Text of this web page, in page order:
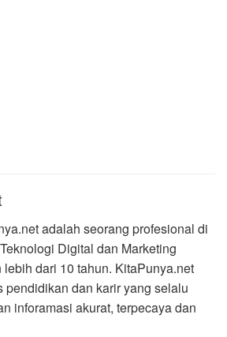
adalah seorang profesional di
Digital dan Marketing
dari 10 tahun. KitaPunya.net
pendidikan dan karir yang selalu
inforamasi akurat, terpecaya dan